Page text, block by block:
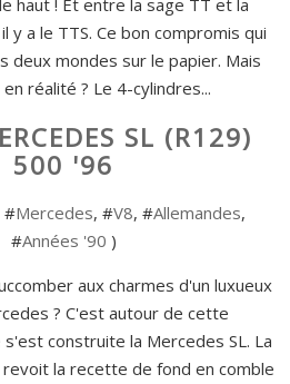
y a le TTS. Ce bon compromis qui
deux mondes sur le papier. Mais
réalité ? Le 4-cylindres...
SL (R129)
500 '96
#Mercedes, #V8, #Allemandes,
#Années '90 )
aux charmes d'un luxueux
? C'est autour de cette
construite la Mercedes SL. La
la recette de fond en comble